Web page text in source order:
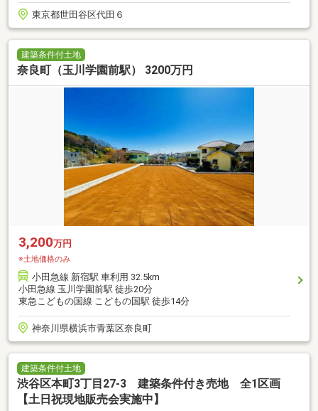
東京都世田谷区代田６
建築条件付土地
奈良町（玉川学園前駅） 3200万円
3,200万円
※土地価格のみ
小田急線 新宿駅 車利用 32.5km
小田急線 玉川学園前駅 徒歩20分
東急こどもの国線 こどもの国駅 徒歩14分
神奈川県横浜市青葉区奈良町
建築条件付土地
渋谷区本町3丁目27-3 建築条件付き売地 全1区画
【土日祝現地販売会実施中】